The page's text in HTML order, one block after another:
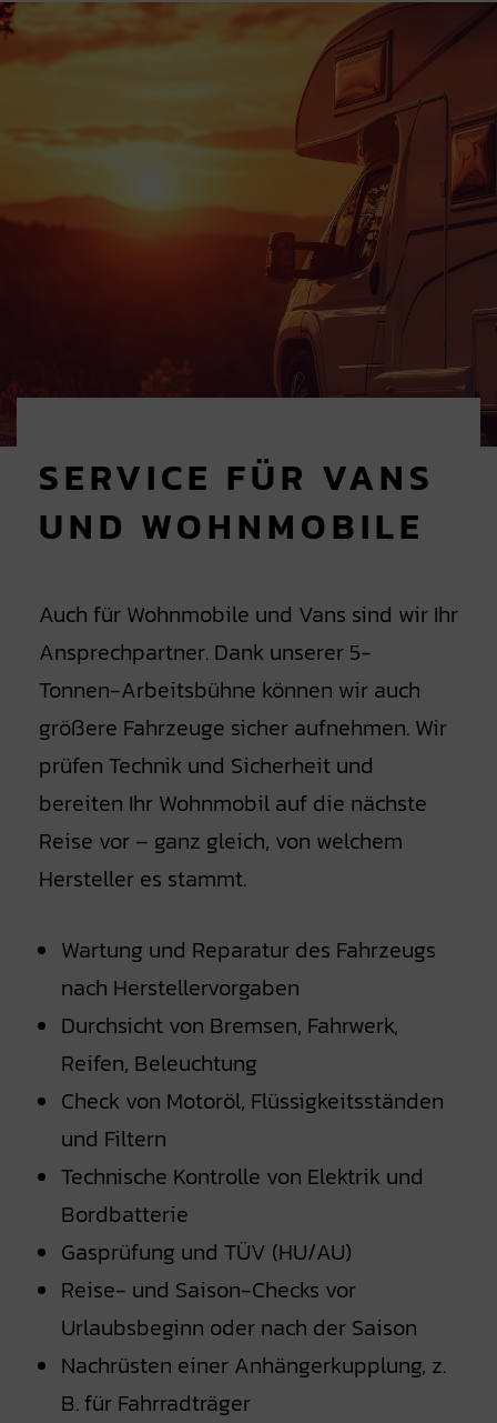
SERVICE FÜR VANS
UND WOHNMOBILE
Auch für Wohnmobile und Vans sind wir Ihr
Ansprechpartner. Dank unserer 5-
Tonnen-Arbeitsbühne können wir auch
größere Fahrzeuge sicher aufnehmen. Wir
prüfen Technik und Sicherheit und
bereiten Ihr Wohnmobil auf die nächste
Reise vor – ganz gleich, von welchem
Hersteller es stammt.
Wartung und Reparatur des Fahrzeugs
nach Herstellervorgaben
Durchsicht von Bremsen, Fahrwerk,
Reifen, Beleuchtung
Check von Motoröl, Flüssigkeitsständen
und Filtern
Technische Kontrolle von Elektrik und
Bordbatterie
Gasprüfung und TÜV (HU/AU)
Reise- und Saison-Checks vor
Urlaubsbeginn oder nach der Saison
Nachrüsten einer Anhängerkupplung, z.
B. für Fahrradträger